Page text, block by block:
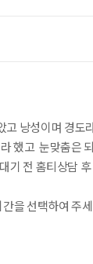
낭성이며 경도
했고 눈맞춤은
기 전 홈티상담
을 선택하여 주